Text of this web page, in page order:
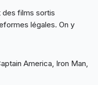
films sortis
légales. On y
America, Iron Man,